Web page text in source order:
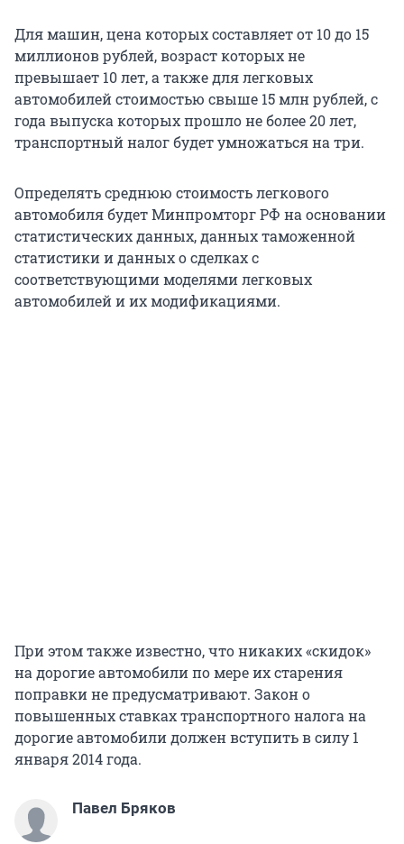
Для машин, цена которых составляет от 10 до 15
миллионов рублей, возраст которых не
превышает 10 лет, а также для легковых
автомобилей стоимостью свыше 15 млн рублей, с
года выпуска которых прошло не более 20 лет,
транспортный налог будет умножаться на три.
Определять среднюю стоимость легкового
автомобиля будет Минпромторг РФ на основании
статистических данных, данных таможенной
статистики и данных о сделках с
соответствующими моделями легковых
автомобилей и их модификациями.
При этом также известно, что никаких «скидок»
на дорогие автомобили по мере их старения
поправки не предусматривают. Закон о
повышенных ставках транспортного налога на
дорогие автомобили должен вступить в силу 1
января 2014 года.
Павел Бряков